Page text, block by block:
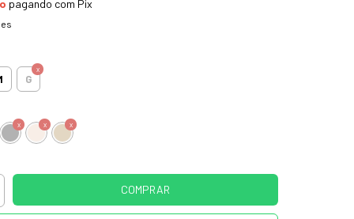
pagando com Pix
G